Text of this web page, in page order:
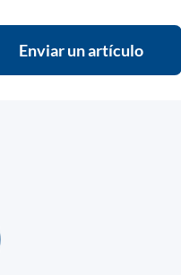
Enviar un artículo